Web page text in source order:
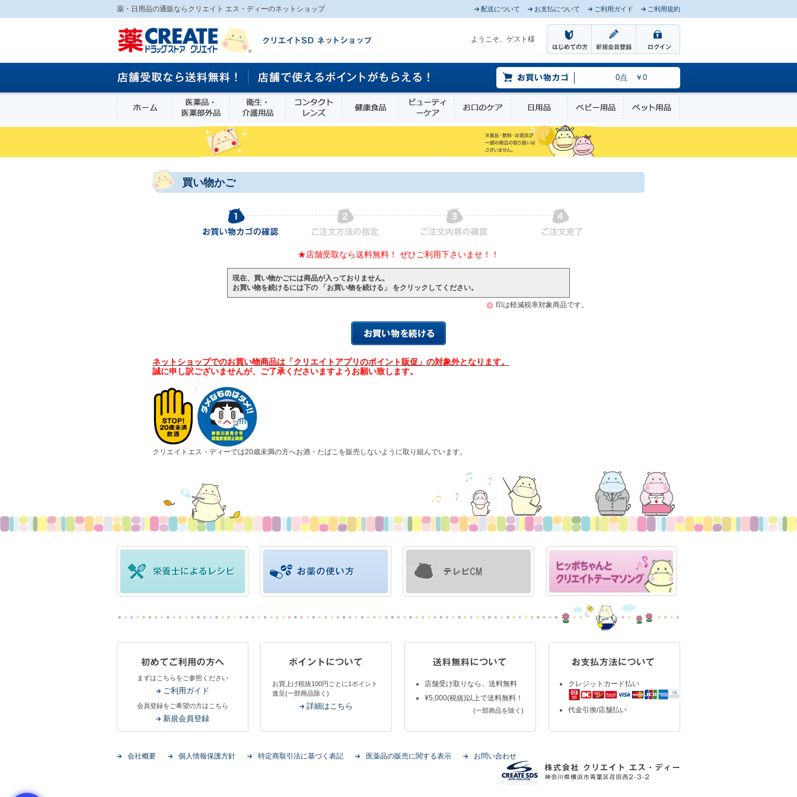
薬・日用品の通販ならクリエイト エス・ディーのネットショップ 配送について お支払について ご利用ガイド ご利用規約
ようこそ、ゲスト様
0点 ￥0
ホーム 医薬品・医薬部外品衛生・介護用品 コンタクトレンズ健康食品 ビューティーケアお口のケア 日用品 ベビー用品 ペット用品
買い物かご
★店舗受取なら送料無料！ ぜひご利用下さいませ！！
現在、買い物かごには商品が入っておりません。
お買い物を続けるには下の 「お買い物を続ける」 をクリックしてください。
印は軽減税率対象商品です。
ネットショップでのお買い物商品は「クリエイトアプリのポイント販促」の対象外となります。
誠に申し訳ございませんが、ご了承くださいますようお願い致します。
クリエイトエス・ディーでは20歳未満の方へお酒・たばこを販売しないように取り組んでいます。
まずはこちらをご参照ください
ご利用ガイド
会員登録をご希望の方はこちら
新規会員登録
お買上げ税抜100円ごとに1ポイント
進呈(一部商品除く)
詳細はこちら
店舗受け取りなら、送料無料
¥5,000(税抜)以上で送料無料！
(一部商品を除く)
クレジットカード払い
代金引換/店舗払い
会社概要 個人情報保護方針 特定商取引法に基づく表記 医薬品の販売に関する表示 お問い合わせ